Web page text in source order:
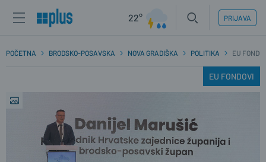
22° PRIJAVA
POČETNA BRODSKO-POSAVSKA NOVA GRADIŠKA POLITIKA EU
EU FONDOVI